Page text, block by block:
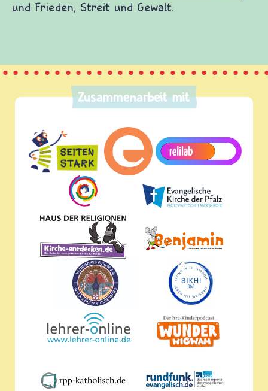
und Frieden, Streit und Gewalt.
Zusammenarbeit mit